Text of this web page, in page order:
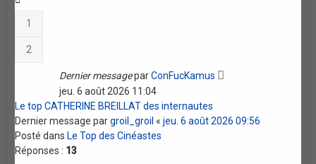
1
2
Dernier messageparConFucKamus
jeu. 6 août 2026 11:04
Le top CATHERINE BREILLAT des internautes
Dernier message pargroil_groil «jeu. 6 août 2026 09:56
Posté dansLe Top des Cinéastes
Réponses : 13